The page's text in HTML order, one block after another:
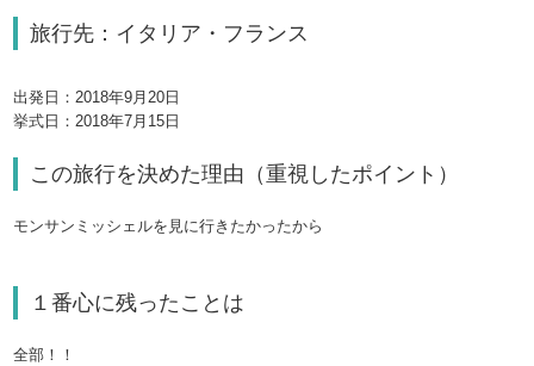
旅行先：イタリア・フランス
出発日：2018年9月20日
挙式日：2018年7月15日
この旅行を決めた理由（重視したポイント）
モンサンミッシェルを見に行きたかったから
１番心に残ったことは
全部！！